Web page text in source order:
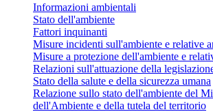
Informazioni ambientali
Stato dell'ambiente
Fattori inquinanti
Misure incidenti sull'ambiente e relative
Misure a protezione dell'ambiente e
Relazioni sull'attuazione della
Stato della salute e della sicurezza umana
Relazione sullo stato dell'ambiente del
dell'Ambiente e della tutela del territorio